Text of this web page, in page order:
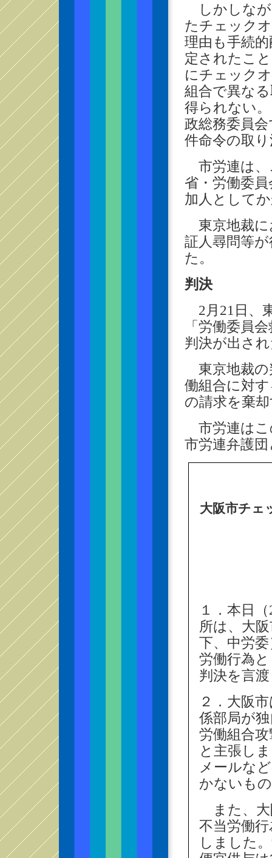
しかしなが
たチェック
理由も手続
定されたこ
にチェック
組合で異な
得られない
政総務委員
件命令の取
市労連は、
省・労働委
加人として
東京地裁に
証人尋問等
た。
判決
2月21日、
「労働委員
判決が出さ
東京地裁の
働組合に対
の請求を棄
市労連はこ
市労連弁護
大阪市チェ
１．本日
所は、大
下、中労
労働行為
判決を言
２．大阪
係部局が
労働組合
と主張し
メールな
かないも
また、大
不当労働
しました